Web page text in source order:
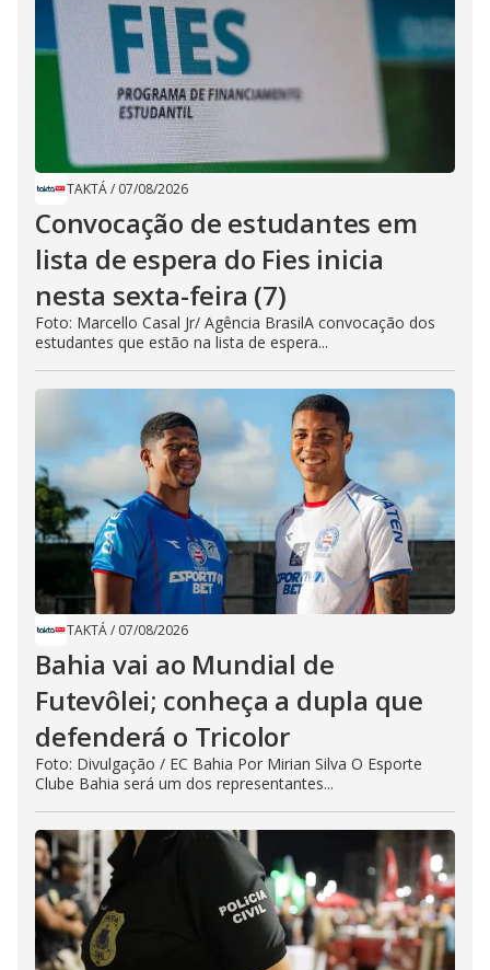
TAKTÁ/ 07/08/2026
Convocação de estudantes em
lista de espera do Fies inicia
nesta sexta-feira (7)
Foto: Marcello Casal Jr/ Agência BrasilA convocação dos
estudantes que estão na lista de espera...
TAKTÁ/ 07/08/2026
Bahia vai ao Mundial de
Futevôlei; conheça a dupla que
defenderá o Tricolor
Foto: Divulgação / EC Bahia Por Mirian Silva O Esporte
Clube Bahia será um dos representantes...